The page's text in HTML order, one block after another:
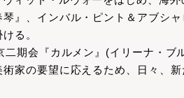
琴』、インバル・ピント＆アブシ
る。
二期会『カルメン』(イリーナ・
家の要望に応えるため、日々、